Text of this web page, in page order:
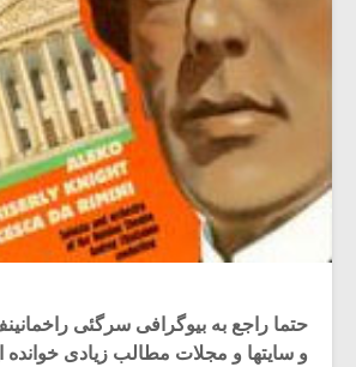
حتما راجع به بیوگرافی سرگئی
و سایتها و مجلات مطالب زیادی خوانده